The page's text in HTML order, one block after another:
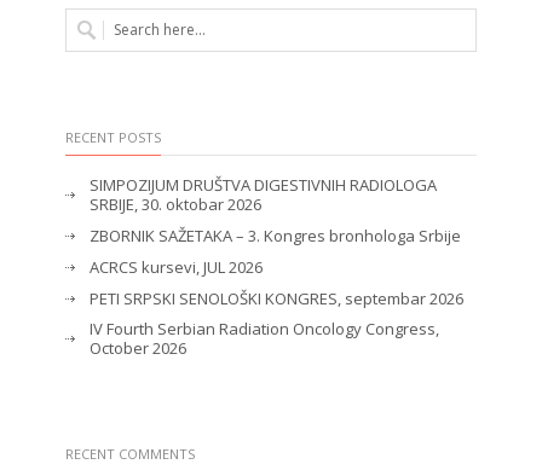
RECENT POSTS
SIMPOZIJUM DRUŠTVA DIGESTIVNIH RADIOLOGA
SRBIJE, 30. oktobar 2026
ZBORNIK SAŽETAKA – 3. Kongres bronhologa Srbije
ACRCS kursevi, JUL 2026
PETI SRPSKI SENOLOŠKI KONGRES, septembar 2026
IV Fourth Serbian Radiation Oncology Congress,
October 2026
RECENT COMMENTS